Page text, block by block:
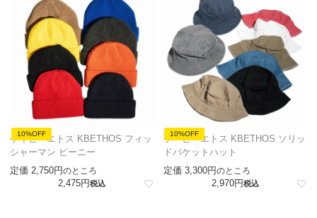
10%OFF
ケイビーエトス KBETHOS フィッ
シャーマン ビーニー
定価 2,750 のところ
2,475 税込
10%OFF
ケービーエトス KBETHOS ソリッ
ドバケットハット
定価 3,300 のところ
2,970 税込